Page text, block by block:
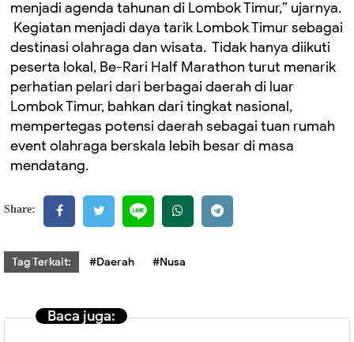
menjadi agenda tahunan di Lombok Timur,” ujarnya.
‎ ‎Kegiatan menjadi daya tarik Lombok Timur sebagai
destinasi olahraga dan wisata. ‎ ‎Tidak hanya diikuti
peserta lokal, Be-Rari Half Marathon turut menarik
perhatian pelari dari berbagai daerah di luar
Lombok Timur, bahkan dari tingkat nasional,
mempertegas potensi daerah sebagai tuan rumah
event olahraga berskala lebih besar di masa
mendatang.
Share:
Tag Terkait: #Daerah #Nusa
Baca juga: